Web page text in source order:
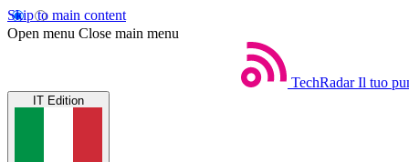
Skip to main content
Open menu Close main menu
TechRadar Il tuo
IT Edition